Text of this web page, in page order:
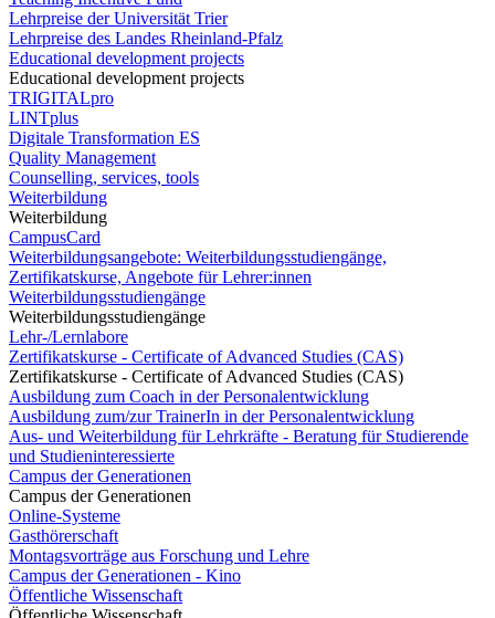
Lehrpreise der Universität Trier
Lehrpreise des Landes Rheinland-Pfalz
Educational development projects
Educational development projects
TRIGITALpro
LINTplus
Digitale Transformation ES
Quality Management
Counselling, services, tools
Weiterbildung
Weiterbildung
CampusCard
Weiterbildungsangebote: Weiterbildungsstudiengänge,
Zertifikatskurse, Angebote für Lehrer:innen
Weiterbildungsstudiengänge
Weiterbildungsstudiengänge
Lehr-/Lernlabore
Zertifikatskurse - Certificate of Advanced Studies (CAS)
Zertifikatskurse - Certificate of Advanced Studies (CAS)
Ausbildung zum Coach in der Personalentwicklung
Ausbildung zum/zur TrainerIn in der Personalentwicklung
Aus- und Weiterbildung für Lehrkräfte - Beratung für Studierende
und Studieninteressierte
Campus der Generationen
Campus der Generationen
Online-Systeme
Gasthörerschaft
Montagsvorträge aus Forschung und Lehre
Campus der Generationen - Kino
Öffentliche Wissenschaft